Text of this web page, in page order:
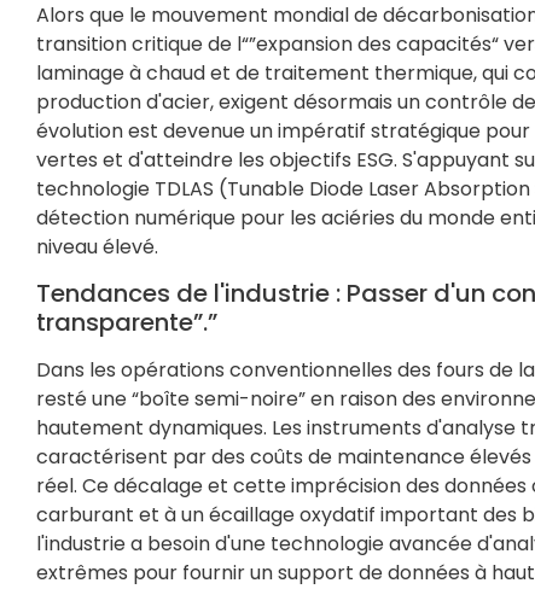
Alors que le mouvement mondial de
transition critique de l“”expansion des capacités“
laminage à chaud et de traitement thermique, qui
production d'acier, exigent désormais un contrôle
évolution est devenue un impératif stratégique
vertes et d'atteindre les objectifs ESG. S'appuyant
technologie TDLAS (Tunable Diode Laser
détection numérique pour les aciéries du monde
niveau élevé.
Tendances de l'industrie : Passer d'un
transparente”.”
Dans les opérations conventionnelles des fours de
resté une “boîte semi-noire” en raison des
hautement dynamiques. Les instruments d'analyse
caractérisent par des coûts de maintenance
réel. Ce décalage et cette imprécision des
carburant et à un écaillage oxydatif important des
l'industrie a besoin d'une technologie avancée
extrêmes pour fournir un support de données à